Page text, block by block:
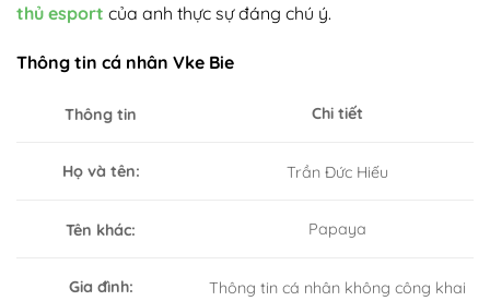
thủ esport của anh thực sự đáng chú ý.
Thông tin cá nhân Vke Bie
Thông tin Chi tiết
Họ và tên: Trần Đức Hiếu
Tên khác: Papaya
Gia đình: Thông tin cá nhân không công khai